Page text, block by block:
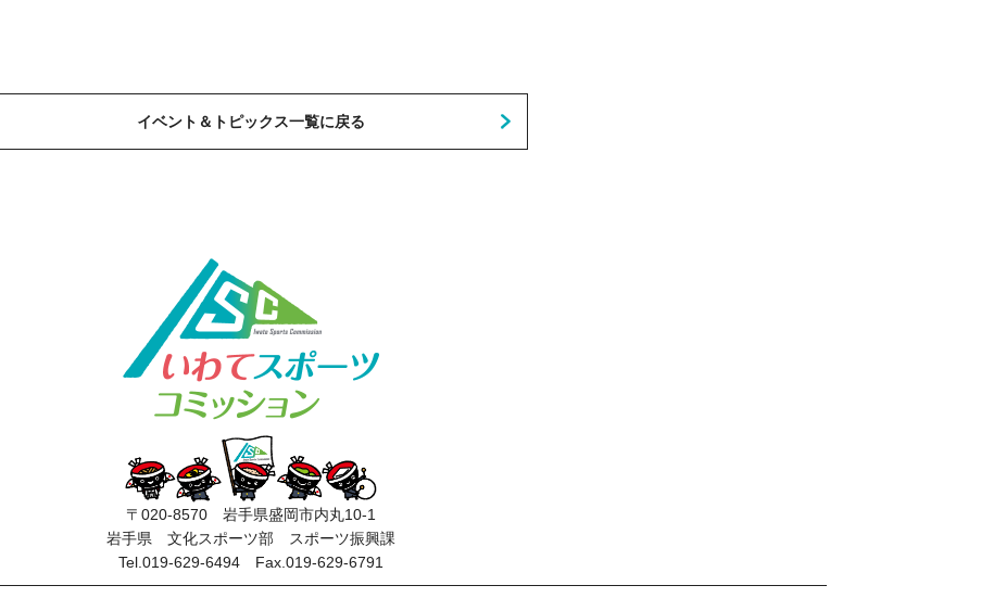
イベント＆トピックス一覧に戻る
〒020-8570 岩手県盛岡市内丸10-1
岩手県 文化スポーツ部 スポーツ振興課
Tel.019-629-6494 Fax.019-629-6791